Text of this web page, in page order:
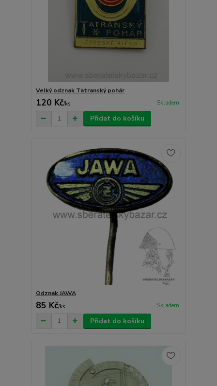
Velký odznak Tatranský pohár
120 Kč/ks Skladem
Přidat do košíku
Odznak JAWA
85 Kč/ks Skladem
Přidat do košíku